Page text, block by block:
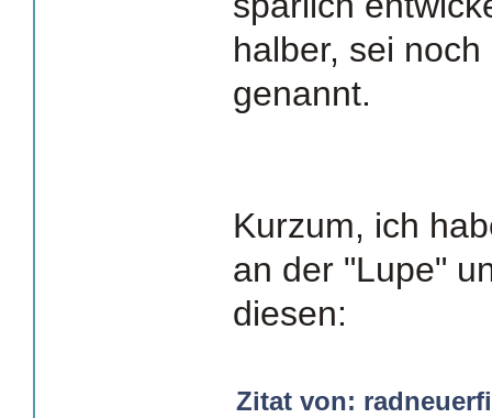
halber, sei
genannt.
Kurzum, ich
an der "Lupe"
diesen:
Zitat von: